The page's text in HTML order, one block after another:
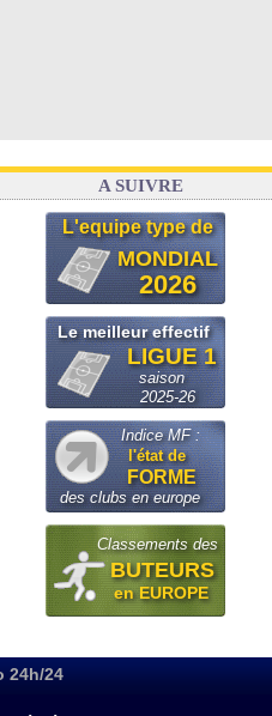
A SUIVRE
L'equipe type de
MONDIAL
2026
Le meilleur effectif
LIGUE 1
saison
2025-26
Indice MF :
l'état de
FORME
des clubs en europe
Classements des
BUTEURS
en EUROPE
24h/24